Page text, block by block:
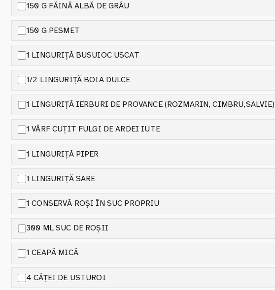
150 G FĂINĂ ALBĂ DE GRÂU
150 G PESMET
1 LINGURIȚĂ BUSUIOC USCAT
1/2 LINGURIȚĂ BOIA DULCE
1 LINGURIȚĂ IERBURI DE PROVANCE (ROZMARIN, CIMBRU,SALVIE)
1 VÂRF CUȚIT FULGI DE ARDEI IUTE
1 LINGURIȚĂ PIPER
1 LINGURIȚĂ SARE
1 CONSERVĂ ROȘI ÎN SUC PROPRIU
300 ML SUC DE ROȘII
1 CEAPĂ MICĂ
4 CĂȚEI DE USTUROI